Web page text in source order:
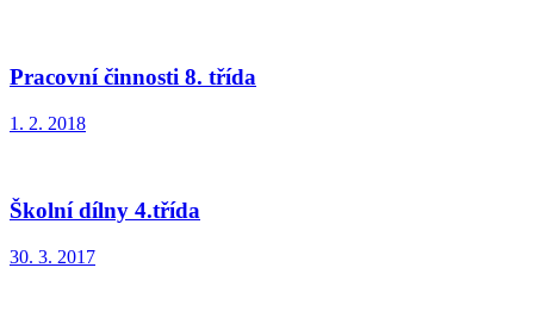
Pracovní činnosti 8. třída
1. 2. 2018
Školní dílny 4.třída
30. 3. 2017